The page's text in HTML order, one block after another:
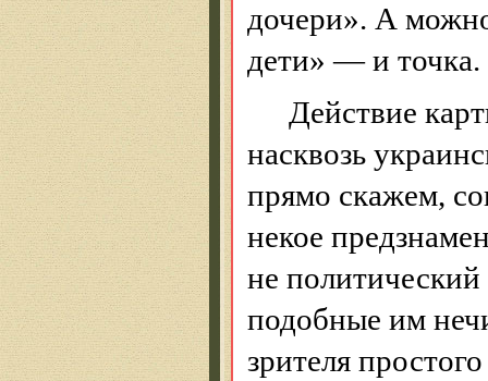
дочери». А
дети» — и точка.
Действие
насквозь
прямо скажем,
некое
не политический
подобные им
зрителя